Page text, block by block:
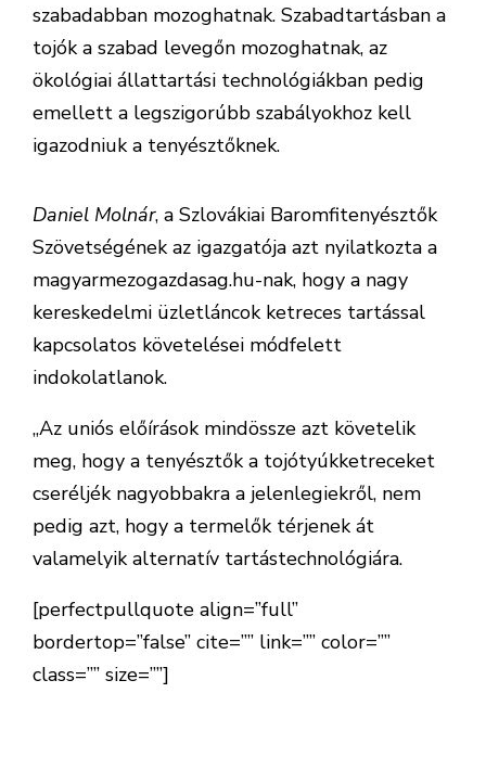
szabadabban mozoghatnak. Szabadtartásban a
tojók a szabad levegőn mozoghatnak, az
ökológiai állattartási technológiákban pedig
emellett a legszigorúbb szabályokhoz kell
igazodniuk a tenyésztőknek.
Daniel Molnár, a Szlovákiai Baromfitenyésztők
Szövetségének az igazgatója azt nyilatkozta a
magyarmezogazdasag.hu-nak, hogy a nagy
kereskedelmi üzletláncok ketreces tartással
kapcsolatos követelései módfelett
indokolatlanok.
„Az uniós előírások mindössze azt követelik
meg, hogy a tenyésztők a tojótyúkketreceket
cseréljék nagyobbakra a jelenlegiekről, nem
pedig azt, hogy a termelők térjenek át
valamelyik alternatív tartástechnológiára.
[perfectpullquote align=”full”
bordertop=”false” cite=”” link=”” color=””
class=”” size=””]